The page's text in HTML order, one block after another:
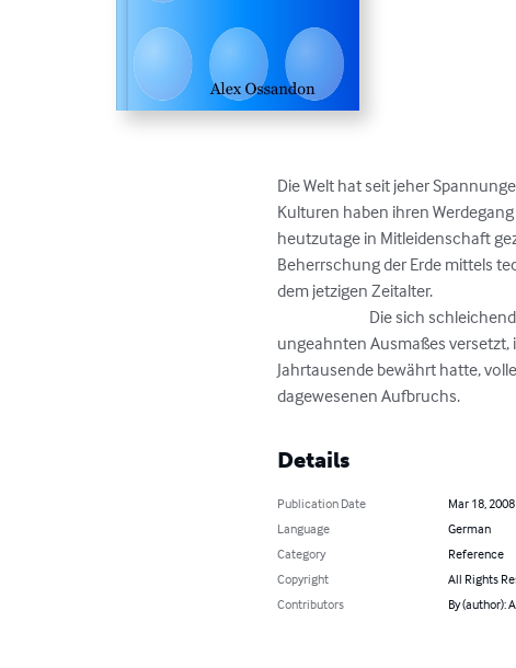
Die Welt hat seit jeher
Kulturen haben ihren
heutzutage in Mitleidenschaft
Beherrschung der Erde mittels
dem jetzigen Zeitalter.
ungeahnten Ausmaßes
Jahrtausende bewährt hatte,
dagewesenen Aufbruchs.
Details
Publication Date
Mar 18, 2008
Language
German
Category
Reference
Copyright
All Rights
Contributors
By (author):